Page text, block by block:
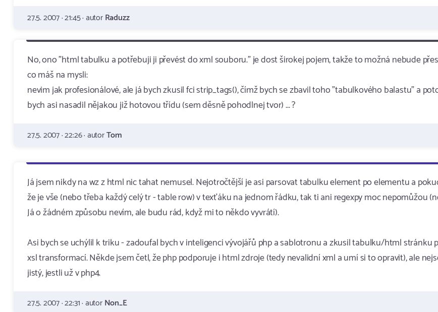
27.5. 2007 · 21:45 · autorRaduzz
No, ono "html tabulku a potřebuji ji převést do xml souboru." je dost širokej pojem, takže to možná nebude
co máš na mysli:
nevim jak profesionálové, ale já bych zkusil fci strip_tags(), čímž bych se zbavil toho "tabulkového balastu" a
bych asi nasadil nějakou již hotovou třídu (sem děsně pohodlnej tvor) ... ?
27.5. 2007 · 22:26 · autorTom
Já jsem nikdy na wz z html nic tahat nemusel. Nejotročtější je asi parsovat tabulku element po elementu a
že je vše (nebo třeba každý celý tr - table row) v texťáku na jednom řádku, tak ti ani regexpy moc nepomůžou
Já o žádném způsobu nevím, ale budu rád, když mi to někdo vyvrátí).
Asi bych se uchýlil k triku - zadoufal bych v inteligenci vývojářů php a sablotronu a zkusil tabulku/html stránku
xsl transformací. Někde jsem četl, že php podporuje i html zdroje (tedy nevalidní xml a umí si to opravit), ale
jistý, jestli už v php4.
27.5. 2007 · 22:31 · autorNon_E